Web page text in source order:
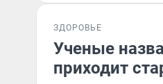
ЗДОРОВЬЕ
Ученые
приходит